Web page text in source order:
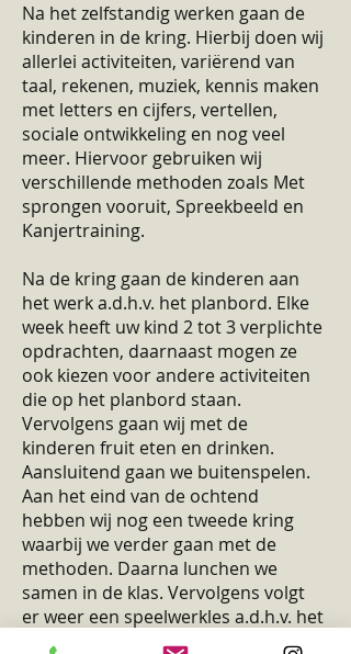
Na het zelfstandig werken gaan de
kinderen in de kring. Hierbij doen wij
allerlei activiteiten, variërend van
taal, rekenen, muziek, kennis maken
met letters en cijfers, vertellen,
sociale ontwikkeling en nog veel
meer. Hiervoor gebruiken wij
verschillende methoden zoals Met
sprongen vooruit, Spreekbeeld en
Kanjertraining.
Na de kring gaan de kinderen aan
het werk a.d.h.v. het planbord. Elke
week heeft uw kind 2 tot 3 verplichte
opdrachten, daarnaast mogen ze
ook kiezen voor andere activiteiten
die op het planbord staan.
Vervolgens gaan wij met de
kinderen fruit eten en drinken.
Aansluitend gaan we buitenspelen.
Aan het eind van de ochtend
hebben wij nog een tweede kring
waarbij we verder gaan met de
methoden. Daarna lunchen we
samen in de klas. Vervolgens volgt
er weer een speelwerkles a.d.h.v. het
planbord.